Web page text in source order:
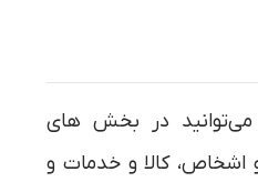
می‌توانید در بخش های
اشخاص، کالا و خدمات و